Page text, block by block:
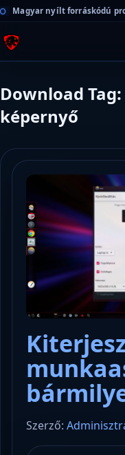
Magyar nyílt forráskódú
Download
képernyő
Szerző: